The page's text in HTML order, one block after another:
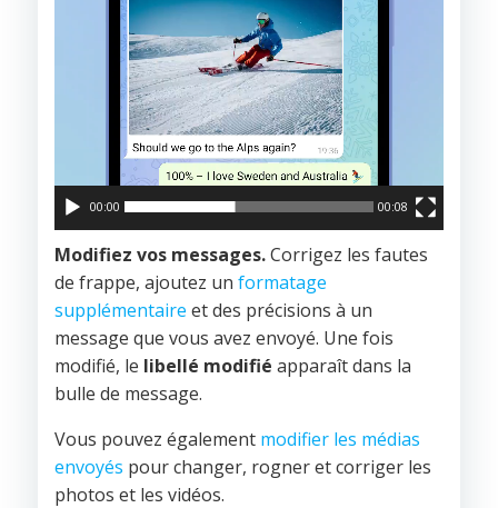
00:00 00:08
Modifiez vos messages.Corrigez les fautes
de frappe, ajoutez un formatage
supplémentaire et des précisions à un
message que vous avez envoyé. Une fois
modifié, le libellé modifié apparaît dans la
bulle de message.
Vous pouvez également modifier les médias
envoyés pour changer, rogner et corriger les
photos et les vidéos.